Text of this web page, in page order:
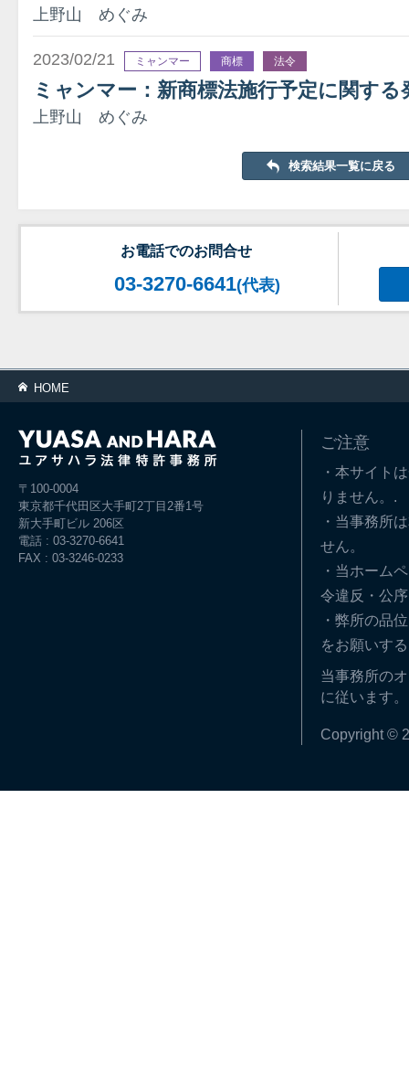
上野山 めぐみ
2023/02/21 ミャンマー 商標 法令
ミャンマー：新商標法施行予定に関す
上野山 めぐみ
検索結果一覧に戻る
お電話でのお問合せ
03-3270-6641(代表)
HOME
〒100-0004
東京都千代田区大手町2丁目2番1号
新大手町ビル 206区
電話 : 03-3270-6641
FAX : 03-3246-0233
ご注意
・本サイト
りません。.
・当事務所
せん。
・当ホーム
令違反・公
・弊所の品
をお願いす
当事務所の
に従います。
Copyright ©